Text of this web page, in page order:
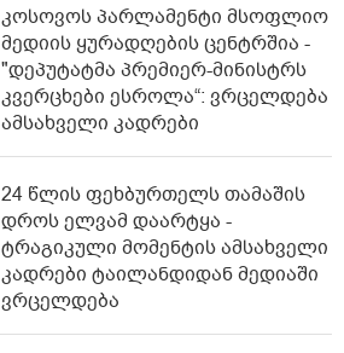
კოსოვოს პარლამენტი მსოფლიო
მედიის ყურადღების ცენტრშია -
"დეპუტატმა პრემიერ-მინისტრს
კვერცხები ესროლა“: ვრცელდება
ამსახველი კადრები
24 წლის ფეხბურთელს თამაშის
დროს ელვამ დაარტყა -
ტრაგიკული მომენტის ამსახველი
კადრები ტაილანდიდან მედიაში
ვრცელდება